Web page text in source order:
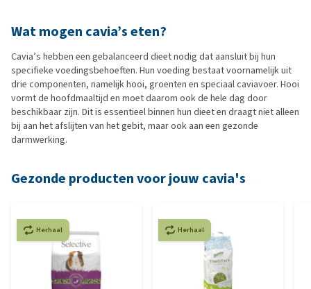
Wat mogen cavia’s eten?
Cavia’s hebben een gebalanceerd dieet nodig dat aansluit bij hun
specifieke voedingsbehoeften. Hun voeding bestaat voornamelijk uit
drie componenten, namelijk hooi, groenten en speciaal caviavoer. Hooi
vormt de hoofdmaaltijd en moet daarom ook de hele dag door
beschikbaar zijn. Dit is essentieel binnen hun dieet en draagt niet alleen
bij aan het afslijten van het gebit, maar ook aan een gezonde
darmwerking.
Gezonde producten voor jouw cavia's
Herhaal Herhaal